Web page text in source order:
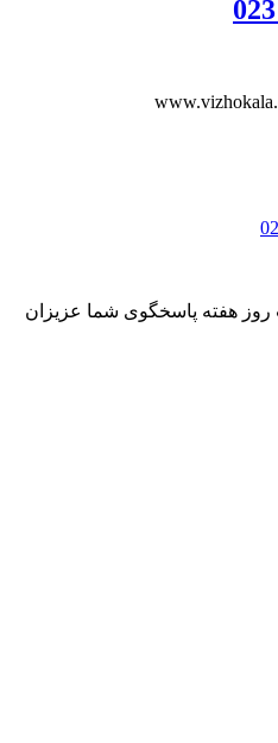
هفته پاسخگوی شما عزیزان